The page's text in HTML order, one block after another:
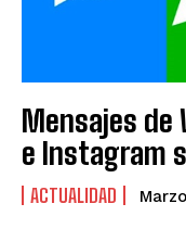
Mensajes de
e Instagram
ACTUALIDAD